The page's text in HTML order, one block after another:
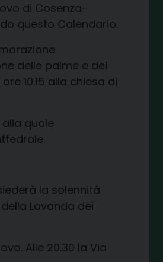
di Cosenza-
questo Calendario.
delle palme e dei
10.15 alla chiesa di
quale
la solennità
Lavanda dei
Alle 20.30 la Via